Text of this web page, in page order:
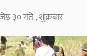
३० गते , शुक्रबार